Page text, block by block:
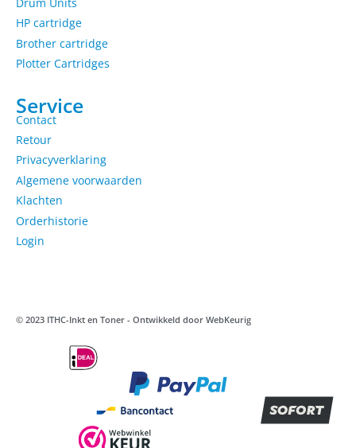
HP cartridge
Brother cartridge
Plotter Cartridges
Service
Contact
Retour
Privacyverklaring
Algemene voorwaarden
Klachten
Orderhistorie
Login
© 2023 ITHC-Inkt en Toner - Ontwikkeld door WebKeurig